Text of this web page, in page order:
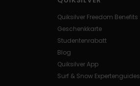
Quiksilver Freedom Benefits
Geschenkkarte
Studentenrabatt
Blog
Quiksilver App
Surf & Snow Expertenguides